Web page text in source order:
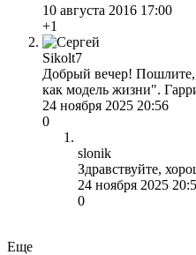
10 августа 2016 17:00
+1
Sikolt7
Добрый вечер!
как модель жизни".
24 ноября 2025 20:56
0
slonik
Здравствуйте,
24 ноября 2025
0
Еще